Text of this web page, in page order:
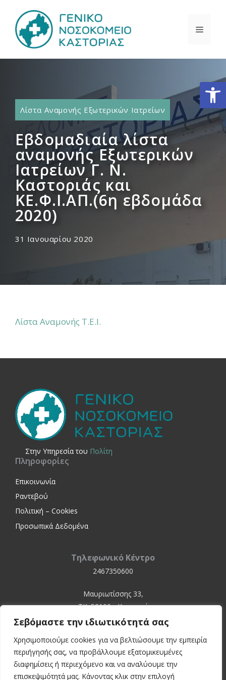
Σεβόμαστε την ιδιωτικότητά σας
Χρησιμοποιούμε cookies για να βελτιώσουμε την εμπειρία
περιήγησής σας, να προβάλλουμε εξατομικευμένες
διαφημίσεις ή περιεχόμενο και να αναλύουμε την
επισκεψιμότητά μας. Κάνοντας κλικ στην επιλογή
περιεχόμενο
Λίστα Αναμονής Εξωτερικών Ιατρείων
Εβδομαδιαία λίστα
αναμονής Εξωτερικών
Ιατρείων Γ. Ν.
Καστοριάς και
ΚΕ.Φ.Ι.ΑΠ.(6η εβδομάδα
2020)
31 Ιανουαρίου 2020
Λίστα Αναμονής Τ.Ε.Ι.
Στην Yπηρεσία του Πολίτη
Πληροφορίες
Επικοινωνία
Ραντεβού
Πολιτική – Cookies
Προσωπικά Δεδομένα
Τηλεφωνικό Κέντρο
2467350600
Μαυριωτίσσης 33,
ΤΚ. 52100 - Καστοριά